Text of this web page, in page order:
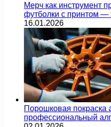
Мерч как инструмент
футболки с принтом
16.01.2026
Порошковая покраска
профессиональный